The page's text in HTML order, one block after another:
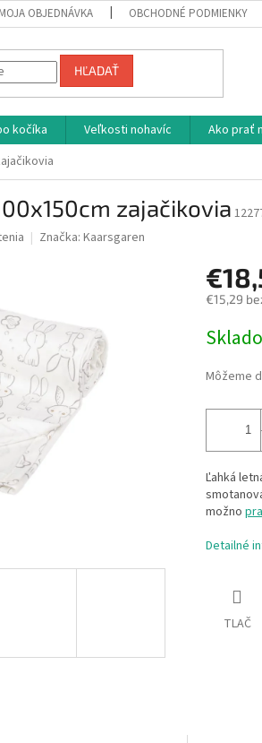
MOJA OBJEDNÁVKA OBCHODNÉ PODMIENKY
HĽADAŤ
kočíka Veľkosti nohavíc Ako prať
zajačikovia
Značka: Kaarsgaren
€15,29
cena:
Môžeme
Ľahká
možno
Detailné
TLAČ